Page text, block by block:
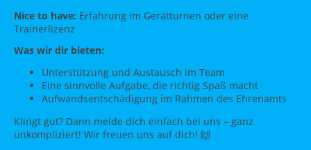
Nice to have: Erfahrung im Gerätturnen oder eine
Trainerlizenz
Was wir dir bieten:
Unterstützung und Austausch im Team
Eine sinnvolle Aufgabe, die richtig Spaß macht
Aufwandsentschädigung im Rahmen des Ehrenamts
Klingt gut? Dann melde dich einfach bei uns – ganz
unkompliziert! Wir freuen uns auf dich! 🙌